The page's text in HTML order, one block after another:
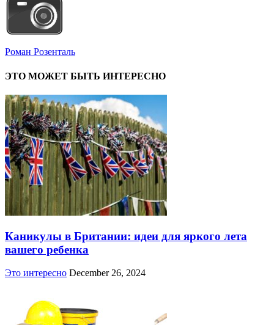
Роман Розенталь
ЭТО МОЖЕТ БЫТЬ ИНТЕРЕСНО
Каникулы в Британии: идеи для яркого лета
вашего ребенка
Это интересно December 26, 2024